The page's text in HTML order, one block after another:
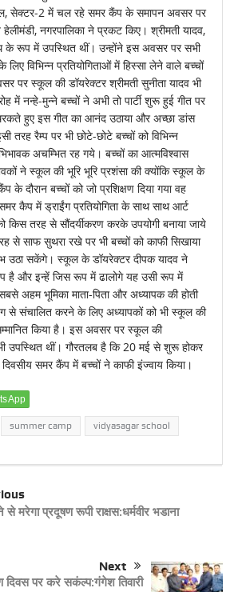
सेक्टर-2 में चल रहे समर कैंप के समापन अवसर पर
नगरपालिका ने प्रकट किए। श्रीमती यादव,
रूप में उपस्थित थीं। उन्होंने इस अवसर पर सभी
लिए विभिन्न प्रतियोगिताओं में हिस्सा लेने वाले बच्चों
पर स्कूल की डॉयरेक्टर श्रीमती सुनीता यादव भी
में नन्हे-मुन्ने बच्चों ने अभी तो पार्टी शुरू हुई गीत पर
हुए इस गीत का आनंद उठाया और अच्छा डांस
तरह रैम्प पर भी छोटे-छोटे बच्चों को विभिन्न
अचम्भित रह गये। बच्चों का आत्मविश्वास
ने स्कूल की भूरि भूरि प्रशंसा की क्योंकि स्कूल के
के दौरान बच्चों को जो प्रशिक्षण दिया गया वह
कैप में ड्राईंग प्रतियोगिता के साथ साथ आर्ट
किस तरह से सौंदर्यीकरण करके उपयोगी बनाया जाये
से साफ सुथरा रखे पर भी बच्चों को काफी सिखाया
उठा सकेंगे। स्कूल के डॉयरेक्टर दीपक यादव ने
है और इन्हें जिस रूप में ढालोगे यह उसी रूप में
अहम भूमिका माता-पिता और अध्यापक की होती
से संचालित करने के लिए अध्यापकों को भी स्कूल की
किया है। इस अवसर पर स्कूल की
उपस्थित थीं। गौरतलब है कि 20 मई से शुरू होकर
समर कैंप में बच्चों ने काफी इंज्वाय किया।
summer camp vidyasagar school
से मरेगा प्रदूषण रूपी राक्षस:धर्मवीर भडाना
Next
दिवस पर करे सकंल्प:गंगेश तिवारी